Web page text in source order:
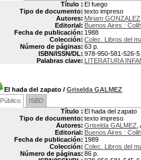
Título : El fuego
Tipo de documento: texto impreso
Autores: Miriam GONZALEZ
Editorial: Buenos Aires :
Fecha de publicación: 1988
Colección: Colec. Libros del
Número de páginas: 63 p.
ISBN/ISSN/DL: 978-950-581-526-5
Palabras clave: LITERATURA
El hada del zapato / Griselda GALMEZ
Público
ISBD
Título : El hada del zapato
Tipo de documento: texto impreso
Autores: Griselda GALMEZ
Editorial: Buenos Aires :
Fecha de publicación: 1989
Colección: Colec. Libros del
Número de páginas: 86 p.